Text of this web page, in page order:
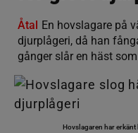
Åtal En hovslagare på
djurplågeri, då han
gånger slår en häst
Hovslagaren har erkänt